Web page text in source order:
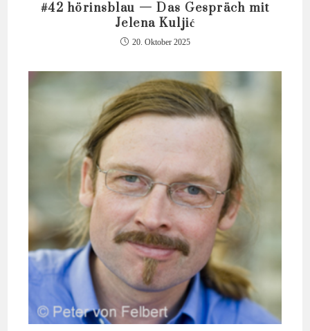
#42 hörinsblau — Das Gespräch mit
Jelena Kuljić
20. Oktober 2025